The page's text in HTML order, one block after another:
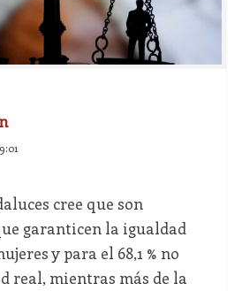
cree que son
garanticen la igualdad
y para el 68,1 % no
real, mientras más de la